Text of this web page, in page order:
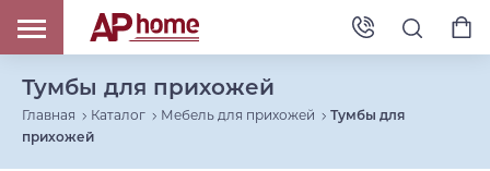
Тумбы для прихожей
Главная Каталог Мебель для прихожей
Тумбы для
прихожей